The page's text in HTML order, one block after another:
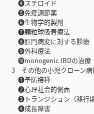
❹ステロイド
❺免疫調節薬
❻生物学的製剤
❼顆粒球吸着療法
❽肛門病変に対する診療
❾外科療法
➓monogenic IBDの治療
3 その他の小児クローン病
❶予防接種
❷心理社会的側面
❸トランジション（移行期
❹成長障害